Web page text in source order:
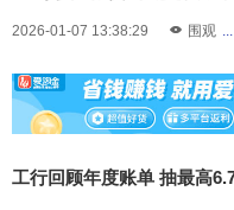
2026-01-07 13:38:29 围观 ...
工行回顾年度账单 抽最高